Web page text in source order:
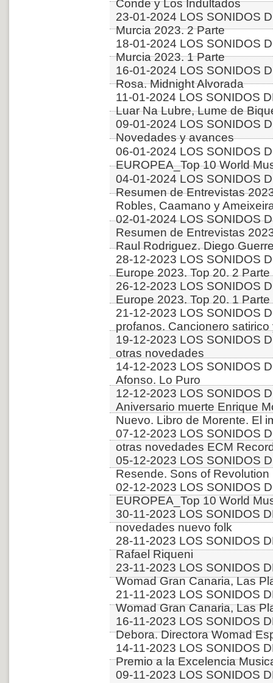
Conde y Los Indultados
23-01-2024 LOS SONIDOS
Murcia 2023. 2 Parte
18-01-2024 LOS SONIDOS
Murcia 2023. 1 Parte
16-01-2024 LOS SONIDOS
Rosa. Midnight Alvorada
11-01-2024 LOS SONIDOS
Luar Na Lubre, Lume de
09-01-2024 LOS SONIDOS
Novedades y avances
06-01-2024 LOS SONIDOS
EUROPEA_Top 10 World
04-01-2024 LOS SONIDOS
Resumen de Entrevistas
Robles, Caamano y
02-01-2024 LOS SONIDOS
Resumen de Entrevistas
Raul Rodriguez. Diego
28-12-2023 LOS SONIDOS
Europe 2023. Top 20. 2 Parte
26-12-2023 LOS SONIDOS
Europe 2023. Top 20. 1 Parte
21-12-2023 LOS SONIDOS
profanos. Cancionero
19-12-2023 LOS SONIDOS
otras novedades
14-12-2023 LOS SONIDOS
Afonso. Lo Puro
12-12-2023 LOS SONIDOS
Aniversario muerte Enrique
Nuevo. Libro de Morente. El
07-12-2023 LOS SONIDOS
otras novedades ECM
05-12-2023 LOS SONIDOS
Resende. Sons of Revolution
02-12-2023 LOS SONIDOS
EUROPEA_Top 10 World
30-11-2023 LOS SONIDOS
novedades nuevo folk
28-11-2023 LOS SONIDOS
Rafael Riqueni
23-11-2023 LOS SONIDOS
Womad Gran Canaria, Las
21-11-2023 LOS SONIDOS
Womad Gran Canaria, Las
16-11-2023 LOS SONIDOS
Debora. Directora Womad
14-11-2023 LOS SONIDOS
Premio a la Excelencia
09-11-2023 LOS SONIDOS